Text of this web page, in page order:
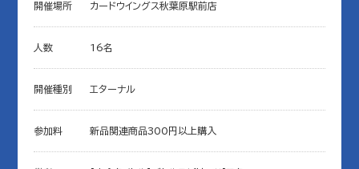
開催場所 カードウイングス秋葉原駅前店
人数 16名
開催種別 エターナル
参加料 新品関連商品300円以上購入